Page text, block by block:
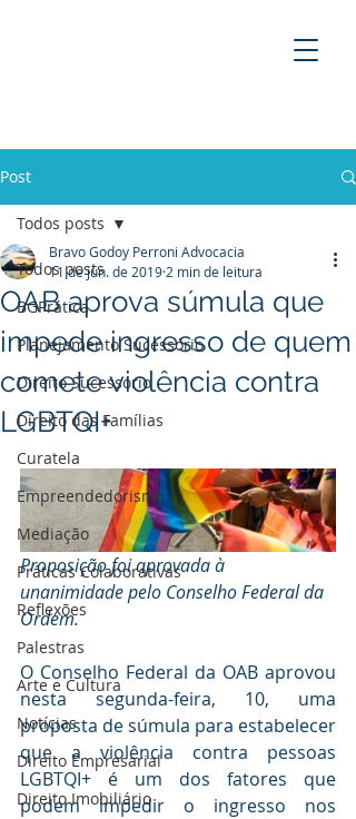
Post
Todos posts
BGPrática
Planejamento Sucessório
Direito Sucessório
Direito das Famílias
Curatela
Empreendedorismo
Mediaçāo
Práticas Colaborativas
Reflexões
Palestras
Arte e Cultura
Notícias
Direito Empresarial
Direito Imobiliário
Todos posts
OAB aprova súmula que
impede ingresso de quem
comete violência contra
LGBTQI+
Bravo Godoy Perroni Advocacia
11 de jun. de 2019 2 min de leitura
Proposição foi aprovada à
unanimidade pelo Conselho Federal da
Ordem.
O Conselho Federal da OAB aprovou
nesta segunda-feira, 10, uma
proposta de súmula para estabelecer
que a violência contra pessoas
LGBTQI+ é um dos fatores que
podem impedir o ingresso nos